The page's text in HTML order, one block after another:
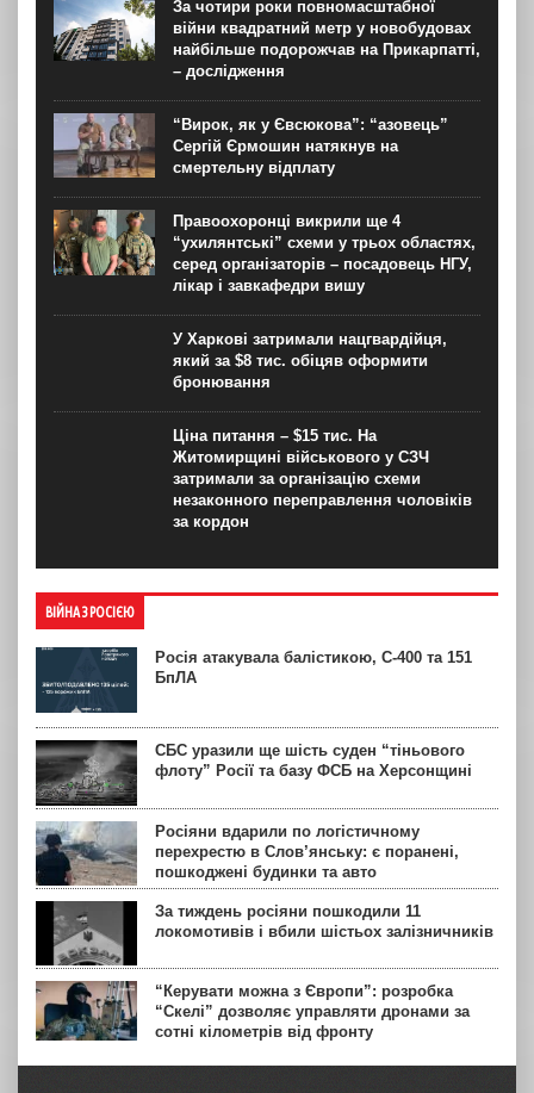
За чотири роки повномасштабної
війни квадратний метр у новобудовах
найбільше подорожчав на Прикарпатті,
– дослідження
“Вирок, як у Євсюкова”: “азовець”
Сергій Єрмошин натякнув на
смертельну відплату
Правоохоронці викрили ще 4
“ухилянтські” схеми у трьох областях,
серед організаторів – посадовець НГУ,
лікар і завкафедри вишу
У Харкові затримали нацгвардійця,
який за $8 тис. обіцяв оформити
бронювання
Ціна питання – $15 тис. На
Житомирщині військового у СЗЧ
затримали за організацію схеми
незаконного переправлення чоловіків
за кордон
ВІЙНА З РОСІЄЮ
Росія атакувала балістикою, С-400 та 151
БпЛА
СБС уразили ще шість суден “тіньового
флоту” Росії та базу ФСБ на Херсонщині
Росіяни вдарили по логістичному
перехрестю в Слов’янську: є поранені,
пошкоджені будинки та авто
За тиждень росіяни пошкодили 11
локомотивів і вбили шістьох залізничників
“Керувати можна з Європи”: розробка
“Скелі” дозволяє управляти дронами за
сотні кілометрів від фронту